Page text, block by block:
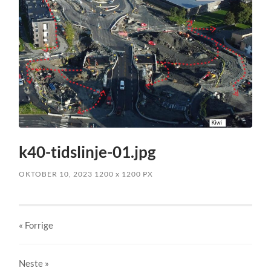
k40-tidslinje-01.jpg
OKTOBER 10, 2023 1200x 1200 PX
« Forrige
Neste »